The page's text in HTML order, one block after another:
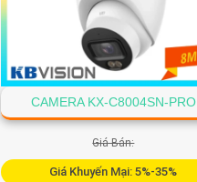
CAMERA KX-C8004SN-PRO
Giá Bán:
Giá Khuyến Mại: 5%-35%